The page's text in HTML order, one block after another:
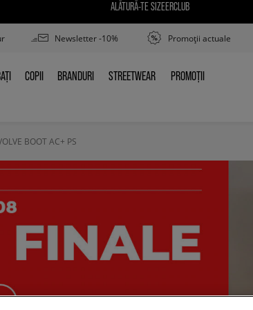
ALĂTURĂ-TE SIZEERCLUB
Newsletter -10% Promoții actuale
COPII
COPII BRANDURI
BRANDURI STREETWEAR
STREETWEAR PROMOȚII
PROMOȚII
BOOT AC+ PS